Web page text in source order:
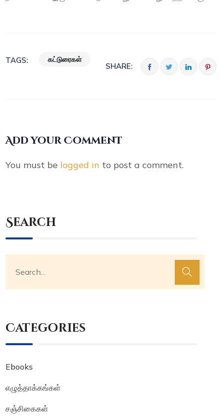
TAGS: கட்டுரைகள்
SHARE:
Add your Comment
You must be logged in to post a comment.
Search
Categories
Ebooks
எழுத்தாக்கங்கள்
சஞ்சிகைகள்